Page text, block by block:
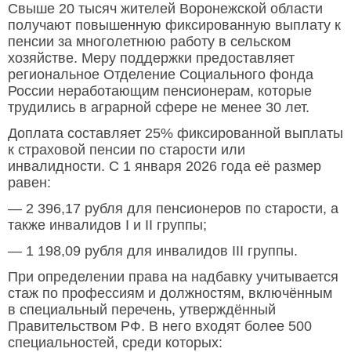
Свыше 20 тысяч жителей Воронежской области
получают повышенную фиксированную выплату к
пенсии за многолетнюю работу в сельском
хозяйстве. Меру поддержки предоставляет
региональное Отделение Социального фонда
России неработающим пенсионерам, которые
трудились в аграрной сфере не менее 30 лет.
Доплата составляет 25% фиксированной выплаты
к страховой пенсии по старости или
инвалидности. С 1 января 2026 года её размер
равен:
— 2 396,17 рубля для пенсионеров по старости, а
также инвалидов I и II группы;
— 1 198,09 рубля для инвалидов III группы.
При определении права на надбавку учитывается
стаж по профессиям и должностям, включённым
в специальный перечень, утверждённый
Правительством РФ. В него входят более 500
специальностей, среди которых: